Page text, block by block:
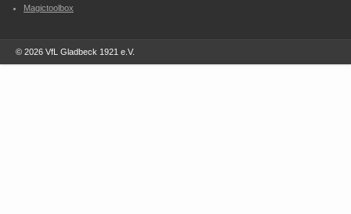
Magictoolbox
© 2026 VfL Gladbeck 1921 e.V.